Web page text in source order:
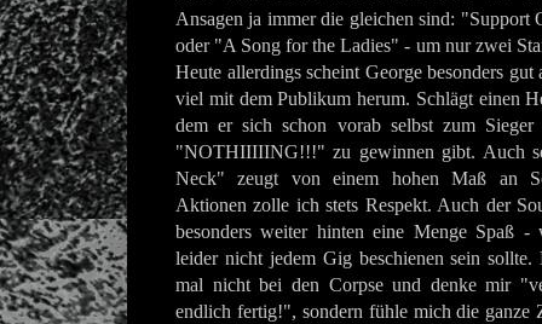
Ansagen ja immer die gleichen sind: "Support
oder "A Song for the Ladies" - um nur zwei
Heute allerdings scheint George besonders gut
viel mit dem Publikum herum. Schlägt einen
dem er sich schon vorab selbst zum
"NOTHIIIIING!!!" zu gewinnen gibt. Auch
Neck" zeugt von einem hohen Maß an
Aktionen zolle ich stets Respekt. Auch der
besonders weiter hinten eine Menge Spaß -
leider nicht jedem Gig beschienen sein
mal nicht bei den Corpse und denke mir
endlich fertig!", sondern fühle mich die ganze